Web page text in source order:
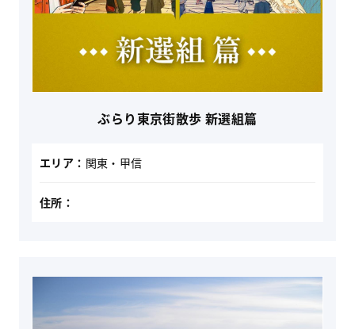
ぶらり東京街散歩 新選組篇
エリア： 関東・甲信
住所：